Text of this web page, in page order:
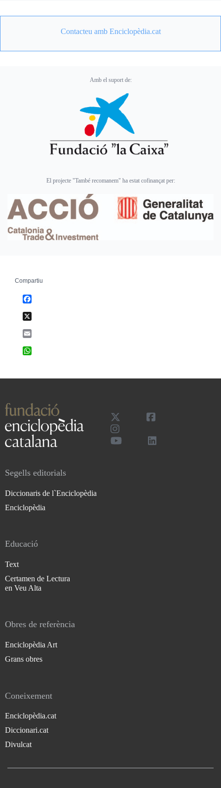
Contacteu amb Enciclopèdia.cat
Amb el suport de:
El projecte "També recomanem" ha estat cofinançat per:
Compartiu
Segells editorials
Diccionaris de l`Enciclopèdia
Enciclopèdia
Educació
Text
Certamen de Lectura
en Veu Alta
Obres de referència
Enciclopèdia Art
Grans obres
Coneixement
Enciclopèdia.cat
Diccionari.cat
Divulcat